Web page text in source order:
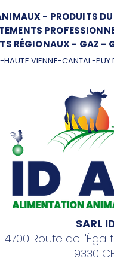
- PRODUITS
RÉGIONAUX- GAZ -
HAUTE VIENNE-CANTAL-
SARL
4700 Route de
19330